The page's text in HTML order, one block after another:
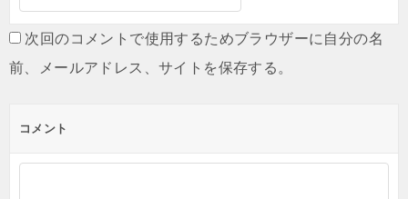
次回のコメントで使用するためブラウザーに自分の名
前、メールアドレス、サイトを保存する。
コメント